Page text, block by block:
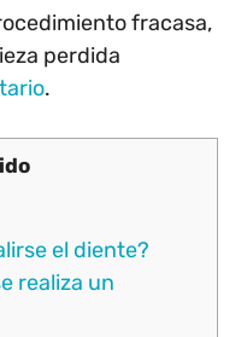
fracasa,
perdida
.
el diente?
realiza un